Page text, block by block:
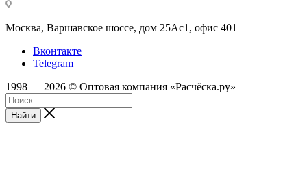
Москва, Варшавское шоссе, дом 25Аc1, офис 401
Вконтакте
Telegram
1998 — 2026 © Оптовая компания «Расчёска.ру»
Найти